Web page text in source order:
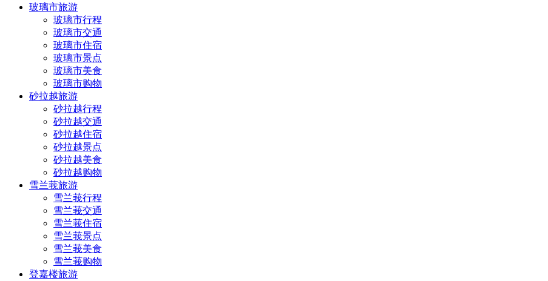
玻璃市旅游
玻璃市行程
玻璃市交通
玻璃市住宿
玻璃市景点
玻璃市美食
玻璃市购物
砂拉越旅游
砂拉越行程
砂拉越交通
砂拉越住宿
砂拉越景点
砂拉越美食
砂拉越购物
雪兰莪旅游
雪兰莪行程
雪兰莪交通
雪兰莪住宿
雪兰莪景点
雪兰莪美食
雪兰莪购物
登嘉楼旅游